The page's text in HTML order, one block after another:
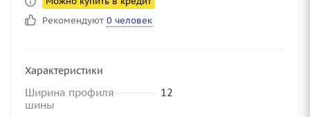
Рекомендуют 0 человек
Характеристики
Ширина профиля
шины
12